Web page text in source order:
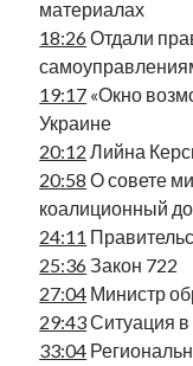
русскоязычное
т.х. ильвес танк
эстония
Михаил Стальнухин:
mstalnuhhin@gmail.com
Отзывы и предложения по
материалах
18:26Отдали
19:17 «Окно
Украине
20:12 Лийна
20:58 О совете
коалиционный
24:11
25:36Закон 722
27:04 Министр
29:43Ситуация в
33:04